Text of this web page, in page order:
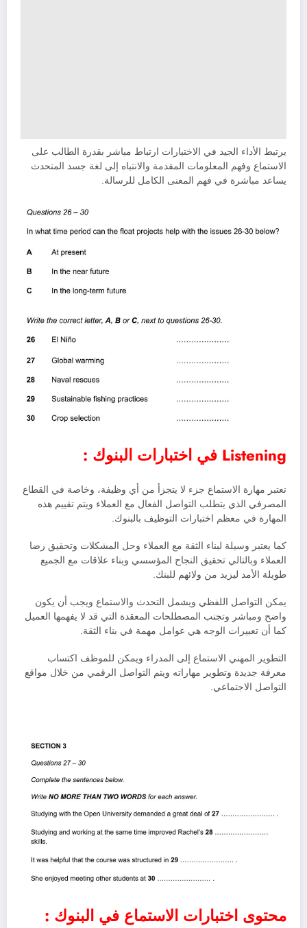
يرتبط الأداء الجيد في الاختبارات ارتباط مباشر بقدرة الطالب على
الاستماع وفهم المعلومات المقدمة والانتباه إلى لغة جسد المتحدث
يساعد مباشرة في فهم المعنى الكامل للرسالة.
Listening في اختبارات البنوك :
تعتبر مهارة الاستماع جزء لا يتجزأ من أي وظيفة، وخاصة في القطاع
المصرفي الذي يتطلب التواصل الفعال مع العملاء ويتم تقييم هذه
المهارة في معظم اختبارات التوظيف بالبنوك.
كما يعتبر وسيلة لبناء الثقة مع العملاء وحل المشكلات وتحقيق رضا
العملاء وبالتالي تحقيق النجاح المؤسسي وبناء علاقات مع الجميع
طويلة الأمد ليزيد من ولائهم للبنك.
يمكن التواصل اللفظي ويشمل التحدث والاستماع ويجب أن يكون
واضح ومباشر وتجنب المصطلحات المعقدة التي قد لا يفهمها العميل
كما أن تعبيرات الوجه هي عوامل مهمة في بناء الثقة.
التطوير المهني الاستماع إلى المدراء ويمكن للموظف اكتساب
معرفة جديدة وتطوير مهاراته ويتم التواصل الرقمي من خلال مواقع
التواصل الاجتماعي.
محتوى اختبارات الاستماع في البنوك :